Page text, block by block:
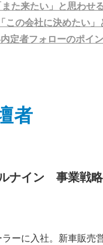
た来たい」と思わせ
の会社に決めたい
定者フォローのポイ
者
ナイン 事業戦
ーに入社。新車販売